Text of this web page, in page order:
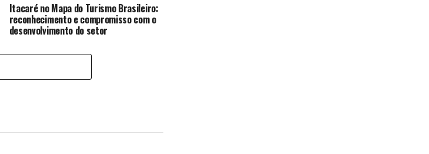
Itacaré no Mapa do Turismo Brasileiro:
reconhecimento e compromisso com o
desenvolvimento do setor